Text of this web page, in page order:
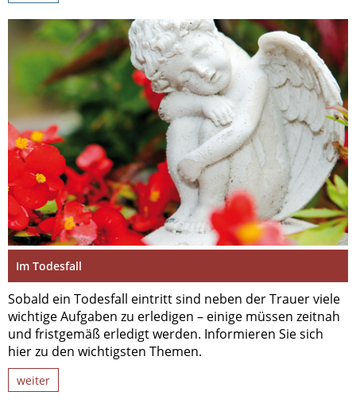
Im Todesfall
Sobald ein Todesfall eintritt sind neben der Trauer viele
wichtige Aufgaben zu erledigen – einige müssen zeitnah
und fristgemäß erledigt werden. Informieren Sie sich
hier zu den wichtigsten Themen.
weiter